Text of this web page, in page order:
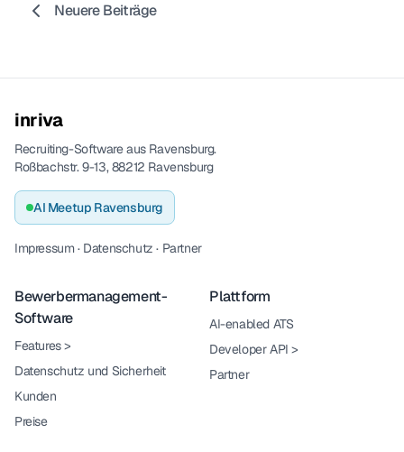
Neuere Beiträge
inriva
Recruiting-Software aus Ravensburg.
Roßbachstr. 9-13, 88212 Ravensburg
AI Meetup Ravensburg
Impressum· Datenschutz · Partner
Bewerbermanagement-
Software
Features>
Datenschutz und Sicherheit
Kunden
Preise
Plattform
AI-enabled ATS
Developer API >
Partner